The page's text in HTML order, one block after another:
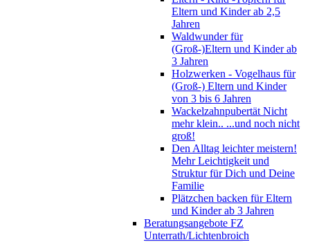
Eltern und Kinder ab 2,5
Jahren
Waldwunder für
(Groß-)Eltern und Kinder ab
3 Jahren
Holzwerken - Vogelhaus für
(Groß-) Eltern und Kinder
von 3 bis 6 Jahren
Wackelzahnpubertät Nicht
mehr klein.. ...und noch nicht
groß!
Den Alltag leichter meistern!
Mehr Leichtigkeit und
Struktur für Dich und Deine
Familie
Plätzchen backen für Eltern
und Kinder ab 3 Jahren
Beratungsangebote FZ
Unterrath/Lichtenbroich